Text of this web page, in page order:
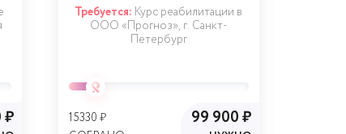
₽
Требуется: Курс реабилитации в
ООО «Прогноз», г. Санкт-
Петербург
15330 ₽
99 900 ₽